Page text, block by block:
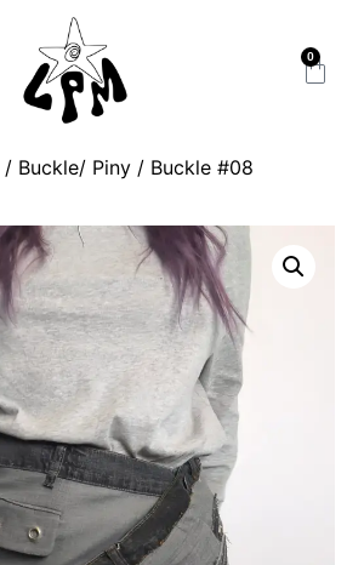
0
/ Buckle/ Piny / Buckle #08